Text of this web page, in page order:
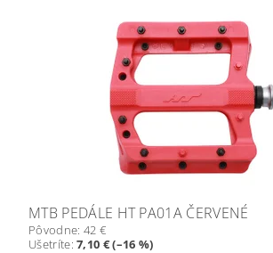
MTB PEDÁLE HT PA01A ČERVENÉ
Pôvodne: 42 €
Ušetríte:7,10 € (–16 %)